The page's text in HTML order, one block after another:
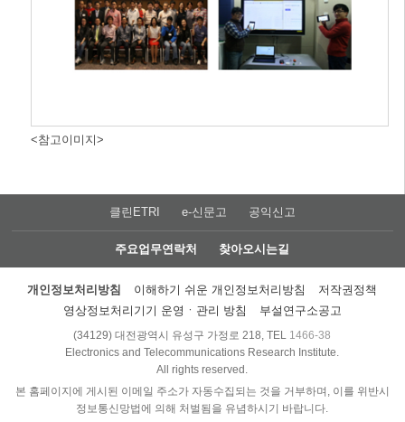
<참고이미지>
클린ETRI e-신문고 공익신고
주요업무연락처 찾아오시는길
개인정보처리방침 이해하기 쉬운 개인정보처리방침
저작권정책
영상정보처리기기 운영ㆍ관리 방침
부설연구소공고
(34129) 대전광역시 유성구 가정로 218, TEL 1466-38
Electronics and Telecommunications Research Institute.
All rights reserved.
본 홈페이지에 게시된 이메일 주소가 자동수집되는 것을 거부하며, 이를 위반시
정보통신망법에 의해 처벌됨을 유념하시기 바랍니다.